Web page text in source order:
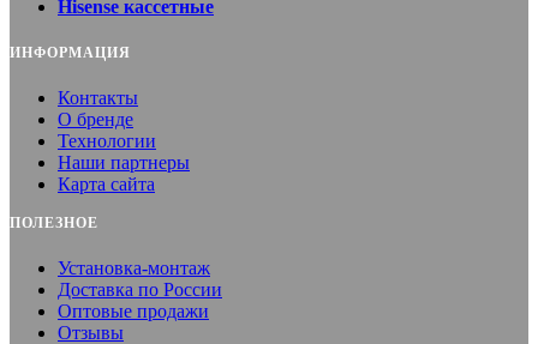
Hisense кассетные
ИНФОРМАЦИЯ
Контакты
О бренде
Технологии
Наши партнеры
Карта сайта
ПОЛЕЗНОЕ
Установка-монтаж
Доставка по России
Оптовые продажи
Отзывы